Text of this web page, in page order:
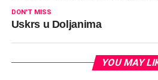
DON'T MISS
Uskrs u Doljanima
YOU MAY